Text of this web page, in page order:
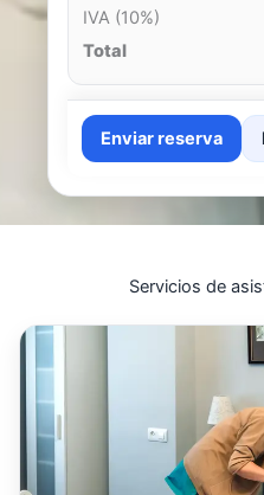
IVA (10%)
Total
Enviar reserva
Servicios de